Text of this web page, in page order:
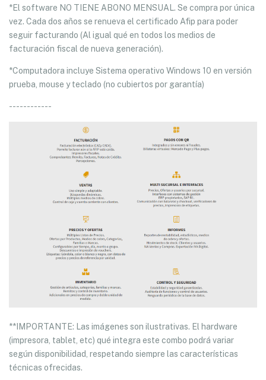
*El software NO TIENE ABONO MENSUAL. Se compra por única
vez. Cada dos años se renueva el certificado Afip para poder
seguir facturando (Al igual qué en todos los medios de
facturación fiscal de nueva generación).
*Computadora incluye Sistema operativo Windows 10 en versión
prueba, mouse y teclado (no cubiertos por garantía)
------------
**IMPORTANTE: Las imágenes son ilustrativas. El hardware
(impresora, tablet, etc) qué integra este combo podrá variar
según disponibilidad, respetando siempre las características
técnicas ofrecidas.